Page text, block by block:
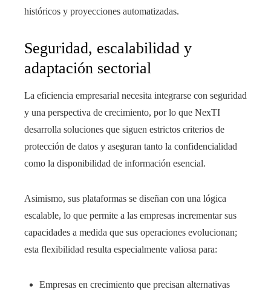
históricos y proyecciones automatizadas.
Seguridad, escalabilidad y
adaptación sectorial
La eficiencia empresarial necesita integrarse con seguridad
y una perspectiva de crecimiento, por lo que NexTI
desarrolla soluciones que siguen estrictos criterios de
protección de datos y aseguran tanto la confidencialidad
como la disponibilidad de información esencial.
Asimismo, sus plataformas se diseñan con una lógica
escalable, lo que permite a las empresas incrementar sus
capacidades a medida que sus operaciones evolucionan;
esta flexibilidad resulta especialmente valiosa para:
Empresas en crecimiento que precisan alternativas